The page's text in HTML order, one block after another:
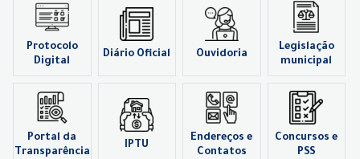
Protocolo
Digital
Diário Oficial Ouvidoria
Legislação
municipal
Portal da
Transparência
IPTU
Endereços e
Contatos
Concursos e
PSS